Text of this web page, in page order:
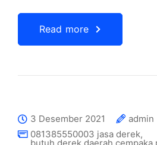
Read more
3 Desember 2021
admin
081385550003 jasa derek,